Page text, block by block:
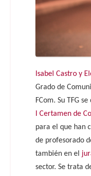
Isabel Castro y
Grado de
FCom. Su TFG
I Certamen de
para el que han
de profesorado
también en el
sector. Se trata